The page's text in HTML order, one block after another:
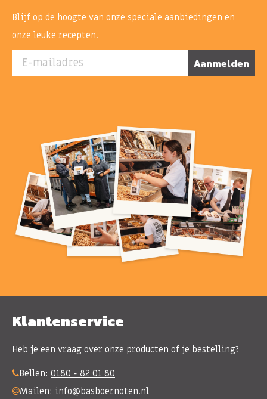
Blijf op de hoogte van onze speciale aanbiedingen en
onze leuke recepten.
E-mailadres Aanmelden
Klantenservice
Heb je een vraag over onze producten of je bestelling?
Bellen: 0180 - 82 01 80
Mailen: info@basboernoten.nl